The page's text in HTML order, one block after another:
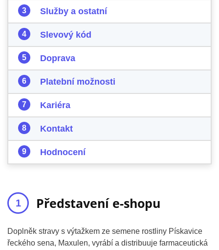
Služby a ostatní
Slevový kód
Doprava
Platební možnosti
Kariéra
Kontakt
Hodnocení
Představení e-shopu
Doplněk stravy s výtažkem ze semene rostliny Pískavice
řeckého sena, Maxulen, vyrábí a distribuuje farmaceutická